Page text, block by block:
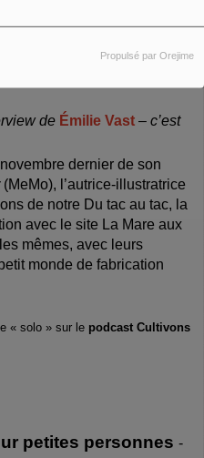
Propulsé par Orejime
de Émilie Vast – c’est
dernier de son
(MeMo), l’autrice-illustratrice
de notre Du tac au tac, la
avec le site La Mare aux
mêmes, avec leurs
monde de fabrication
« solo » sur le podcast Cultivons
petites personnes -